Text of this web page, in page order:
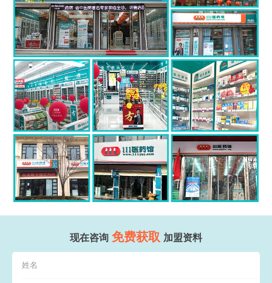
现在咨询 免费获取 加盟资料